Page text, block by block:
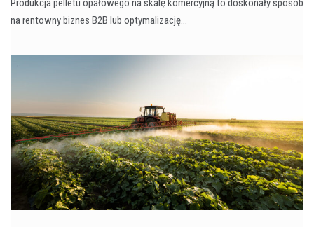
Produkcja pelletu opałowego na skalę komercyjną to doskonały sposób
na rentowny biznes B2B lub optymalizację…